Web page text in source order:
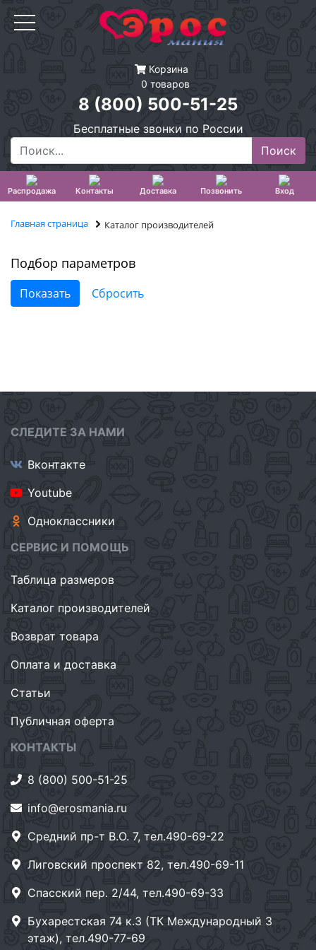
Корзина
0 товаров
8 (800) 500-51-25
Бесплатные звонки по России
Распродажа Контакты Доставка Позвонить Вход
Главная страница Каталог производителей
Подбор параметров
СЛЕДИТЕ ЗА НАМИ
Вконтакте
Youtube
Одноклассники
СЕРВИС И ПОМОЩЬ
Таблица размеров
Каталог производителей
Возврат товара
Оплата и доставка
Статьи
Публичная оферта
КОНТАКТЫ
8 (800) 500-51-25
info@erosmania.ru
Средний пр-т В.О. 7, тел.490-69-22
Лиговский проспект 82, тел.490-69-11
Спасский пер. 2/44, тел.490-69-33
Бухарестская 74 к.3 (ТК Международный 3
этаж), тел.490-77-69